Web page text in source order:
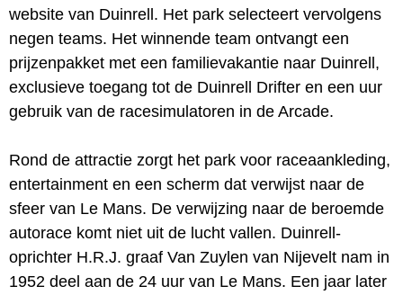
website van Duinrell. Het park selecteert vervolgens
negen teams. Het winnende team ontvangt een
prijzenpakket met een familievakantie naar Duinrell,
exclusieve toegang tot de Duinrell Drifter en een uur
gebruik van de racesimulatoren in de Arcade.
Rond de attractie zorgt het park voor raceaankleding,
entertainment en een scherm dat verwijst naar de
sfeer van Le Mans. De verwijzing naar de beroemde
autorace komt niet uit de lucht vallen. Duinrell-
oprichter H.R.J. graaf Van Zuylen van Nijevelt nam in
1952 deel aan de 24 uur van Le Mans. Een jaar later